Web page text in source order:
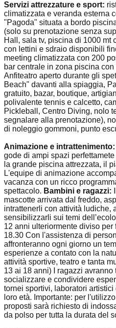
Servizi attrezzature e sport:
climatizzata e veranda esterna
"Pagoda" situata a bordo
(solo su prenotazione senza
Hall, sala tv, piscina di 1000 mt
con lettini e sdraio disponibili
meeting climatizzata con 200
bar centrale in zona piscina
Anfiteatro aperto durante gli
Beach" davanti alla spiaggia,
gratuito, bazar, boutique,
polivalente tennis e calcetto,
Pickleball, Centro Diving, nolo
segnalare alla prenotazione),
di noleggio gommoni, punto
Animazione e intrattenimento:
gode di ampi spazi
la grande piscina attrezzata, il
L'equipe di animazione
vacanza con un ricco
spettacolo. Bambini e ragazzi:
mascotte arrivata dal freddo,
intrattenerli con attività ludiche,
sensibilizzarli sui temi
12 anni ulteriormente diviso
18.30 Con l'assistenza di
affronteranno ogni giorno un
esperienze a contato con la
attività sportive, teatro e tanta
13 ai 18 anni) I ragazzi avranno
socializzare e condividere
tornei sportivi, laboratori
loro età. Importante: per
proposti sarà richiesto di
da polso per tutta la durata del